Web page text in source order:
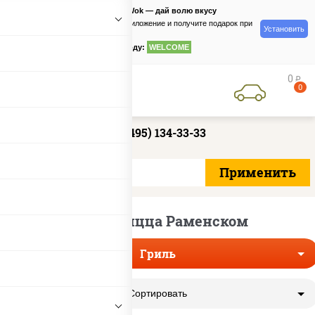
PizzaSushiWok — дай волю вкусу
Скачайте приложение и получите подарок при
по промокоду: WELCOME
Установить
0 руб
0
+7 (495) 134-33-33
Гриль пицца Раменском
Гриль
Сортировать